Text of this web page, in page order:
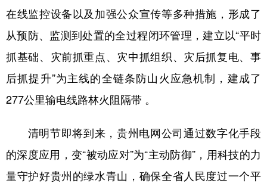
在线监控设备以及加强公众宣传等多种措施，形成了
从预防、监测到处置的全过程闭环管理，建立以“平时
抓基础、灾前抓重点、灾中抓组织、灾后抓复电、事
后抓提升”为主线的全链条防山火应急机制，建成了
277公里输电线路林火阻隔带 。
清明节即将到来，贵州电网公司通过数字化手段
的深度应用，变“被动应对”为“主动防御”，用科技的力
量守护好贵州的绿水青山，确保全省人民度过一个平